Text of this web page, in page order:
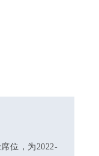
席位，为2022-